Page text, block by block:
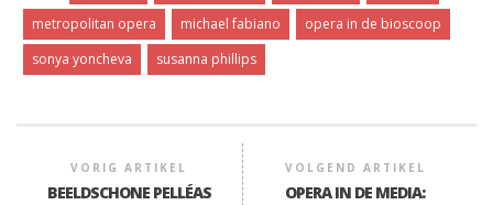
metropolitan opera
michael fabiano
opera in de bioscoop
sonya yoncheva
susanna phillips
VORIG ARTIKEL
BEELDSCHONE PELLÉAS
VOLGEND ARTIKEL
OPERA IN DE MEDIA: